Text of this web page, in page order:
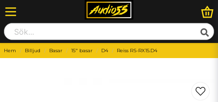
Hem Billjud Basar 15" basar D4 Reiss RS-RX15.D4